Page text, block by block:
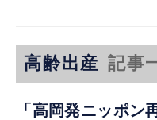
高齢出産 記事
「高岡発ニッポ